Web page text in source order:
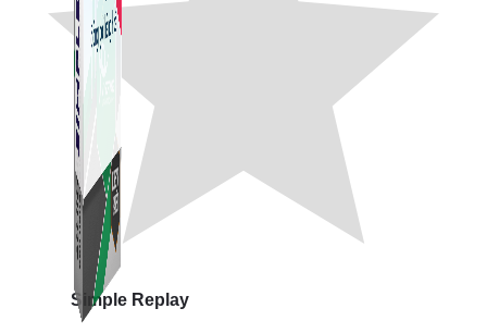
Simple Replay